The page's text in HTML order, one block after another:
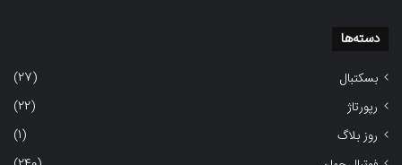
دسته‌ها
بسکتبال
(27)
رپورتاژ
(22)
روز بلاگ
(1)